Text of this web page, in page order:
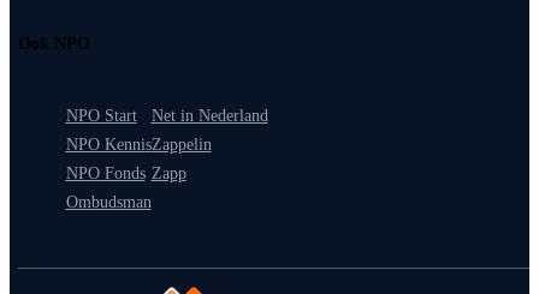
Ook NPO
NPO Start
NPO Kennis
NPO Fonds
Ombudsman
Net in Nederland
Zappelin
Zapp